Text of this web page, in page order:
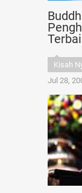
Kisah
Jul 28,